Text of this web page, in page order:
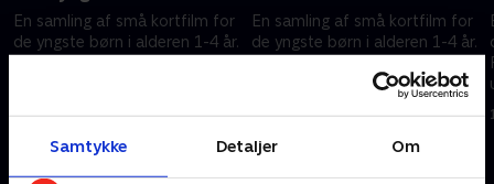
Samtykke Detaljer Om
En samling af små kortfilm for
de yngste børn i alderen 1-4 år.
16. februar 2024 • 3 min
En samling af små kortfilm for
de yngste børn i alderen 1-4 år.
16. februar 2024 • 1 min
Andre så også